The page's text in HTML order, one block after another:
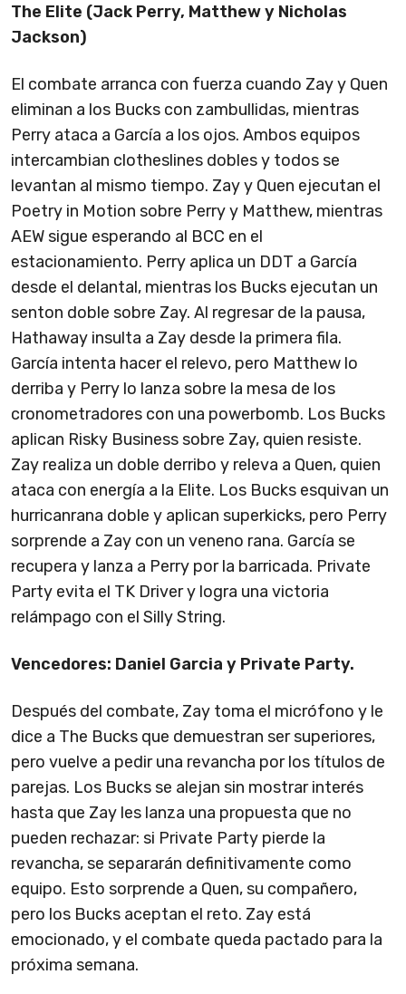
The Elite (Jack Perry, Matthew y Nicholas
Jackson)
El combate arranca con fuerza cuando Zay y Quen
eliminan a los Bucks con zambullidas, mientras
Perry ataca a García a los ojos. Ambos equipos
intercambian clotheslines dobles y todos se
levantan al mismo tiempo. Zay y Quen ejecutan el
Poetry in Motion sobre Perry y Matthew, mientras
AEW sigue esperando al BCC en el
estacionamiento. Perry aplica un DDT a García
desde el delantal, mientras los Bucks ejecutan un
senton doble sobre Zay. Al regresar de la pausa,
Hathaway insulta a Zay desde la primera fila.
García intenta hacer el relevo, pero Matthew lo
derriba y Perry lo lanza sobre la mesa de los
cronometradores con una powerbomb. Los Bucks
aplican Risky Business sobre Zay, quien resiste.
Zay realiza un doble derribo y releva a Quen, quien
ataca con energía a la Elite. Los Bucks esquivan un
hurricanrana doble y aplican superkicks, pero Perry
sorprende a Zay con un veneno rana. García se
recupera y lanza a Perry por la barricada. Private
Party evita el TK Driver y logra una victoria
relámpago con el Silly String.
Vencedores: Daniel Garcia y Private Party.
Después del combate, Zay toma el micrófono y le
dice a The Bucks que demuestran ser superiores,
pero vuelve a pedir una revancha por los títulos de
parejas. Los Bucks se alejan sin mostrar interés
hasta que Zay les lanza una propuesta que no
pueden rechazar: si Private Party pierde la
revancha, se separarán definitivamente como
equipo. Esto sorprende a Quen, su compañero,
pero los Bucks aceptan el reto. Zay está
emocionado, y el combate queda pactado para la
próxima semana.